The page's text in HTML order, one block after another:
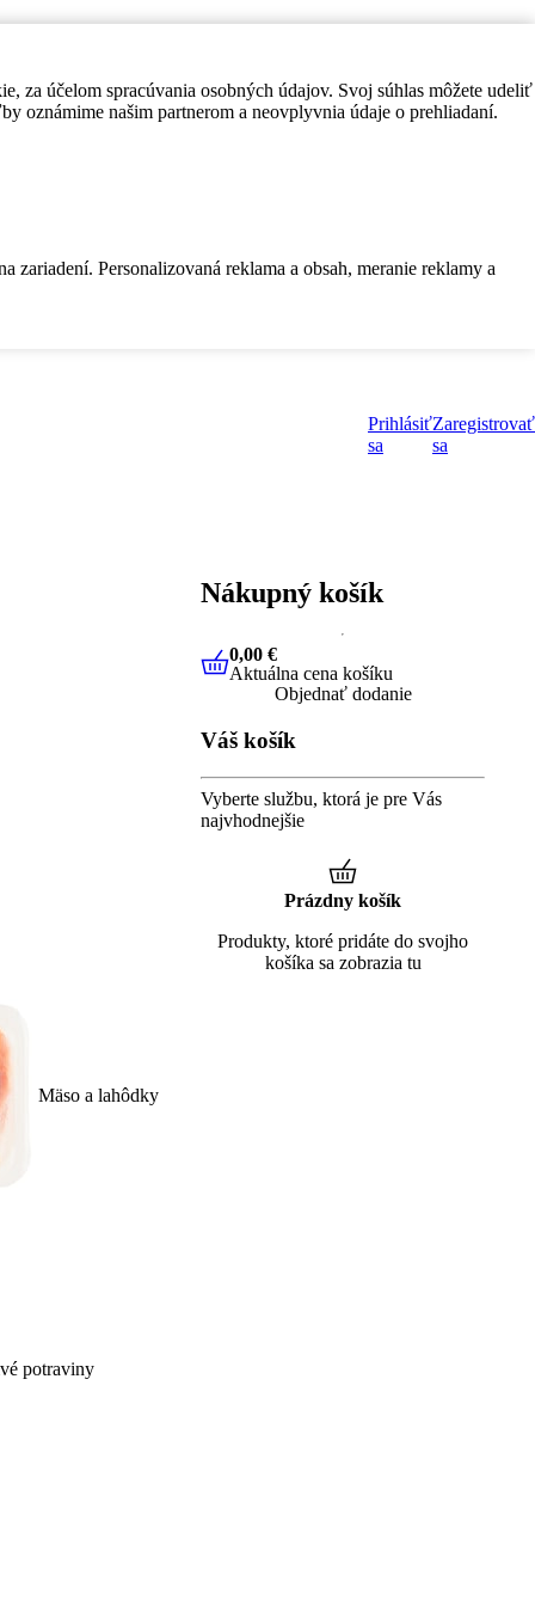
za účelom spracúvania osobných údajov. Svoj súhlas môžete udeliť
oznámime našim partnerom a neovplyvnia údaje o prehliadaní.
Personalizovaná reklama a obsah, meranie reklamy a
Prihlásiť
sa
Zaregistrovať
sa
Mäso a lahôdky
potraviny
Nákupný košík
0,00 €Aktuálna cena košíku
0,00 €
Aktuálna cena košíku
Objednať dodanie
Váš košík
Vyberte službu, ktorá je pre Vás
najvhodnejšie
Prázdny košík
Produkty, ktoré pridáte do svojho
košíka sa zobrazia tu